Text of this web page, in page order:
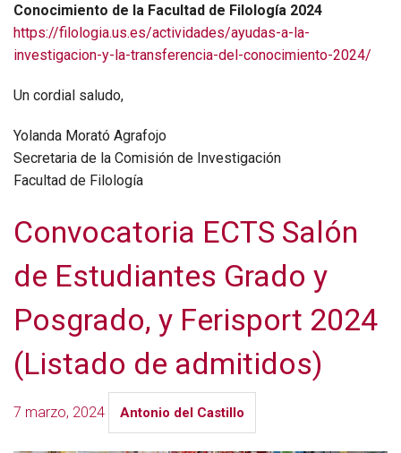
Conocimiento de la Facultad de Filología 2024
https://filologia.us.es/actividades/ayudas-a-la-
investigacion-y-la-transferencia-del-conocimiento-2024/
Un cordial saludo,
Yolanda Morató Agrafojo
Secretaria de la Comisión de Investigación
Facultad de Filología
Convocatoria ECTS Salón
de Estudiantes Grado y
Posgrado, y Ferisport 2024
(Listado de admitidos)
7 marzo, 2024 Antonio del Castillo